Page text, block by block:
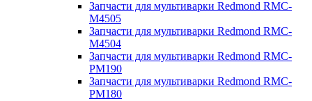
Запчасти для мультиварки Redmond RMC-
M4505
Запчасти для мультиварки Redmond RMC-
M4504
Запчасти для мультиварки Redmond RMC-
PM190
Запчасти для мультиварки Redmond RMC-
PM180